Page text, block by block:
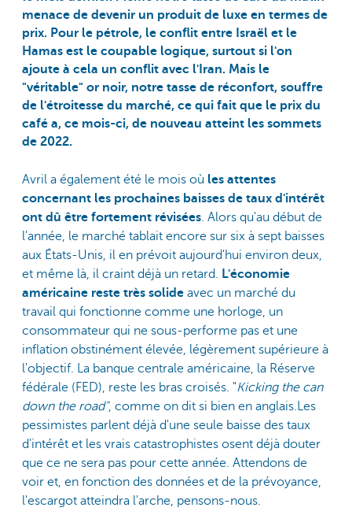
menace de devenir un produit de luxe en termes de
prix. Pour le pétrole, le conflit entre Israël et le
Hamas est le coupable logique, surtout si l'on
ajoute à cela un conflit avec l'Iran. Mais le
"véritable" or noir, notre tasse de réconfort, souffre
de l'étroitesse du marché, ce qui fait que le prix du
café a, ce mois-ci, de nouveau atteint les sommets
de 2022.
Avril a également été le mois où les attentes
concernant les prochaines baisses de taux d'intérêt
ont dû être fortement révisées. Alors qu'au début de
l'année, le marché tablait encore sur six à sept baisses
aux États-Unis, il en prévoit aujourd'hui environ deux,
et même là, il craint déjà un retard. L'économie
américaine reste très solide avec un marché du
travail qui fonctionne comme une horloge, un
consommateur qui ne sous-performe pas et une
inflation obstinément élevée, légèrement supérieure à
l'objectif. La banque centrale américaine, la Réserve
fédérale (FED), reste les bras croisés. "Kicking the can
down the road", comme on dit si bien en anglais.Les
pessimistes parlent déjà d'une seule baisse des taux
d'intérêt et les vrais catastrophistes osent déjà douter
que ce ne sera pas pour cette année. Attendons de
voir et, en fonction des données et de la prévoyance,
l'escargot atteindra l'arche, pensons-nous.